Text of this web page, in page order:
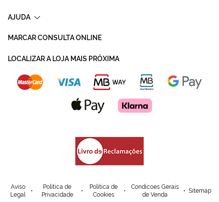
AJUDA
MARCAR CONSULTA ONLINE
LOCALIZAR A LOJA MAIS PRÓXIMA
Aviso
Legal
Política de
Privacidade
Política de
Cookies
Condicoes Gerais
de Venda
Sitemap